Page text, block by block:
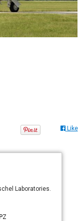
Like
Laboratories.